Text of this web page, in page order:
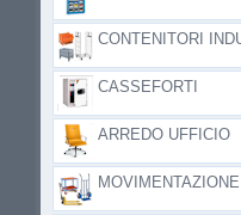
CONTENITORI
CASSEFORTI
ARREDO UFFICIO
MOVIMENTAZIONE